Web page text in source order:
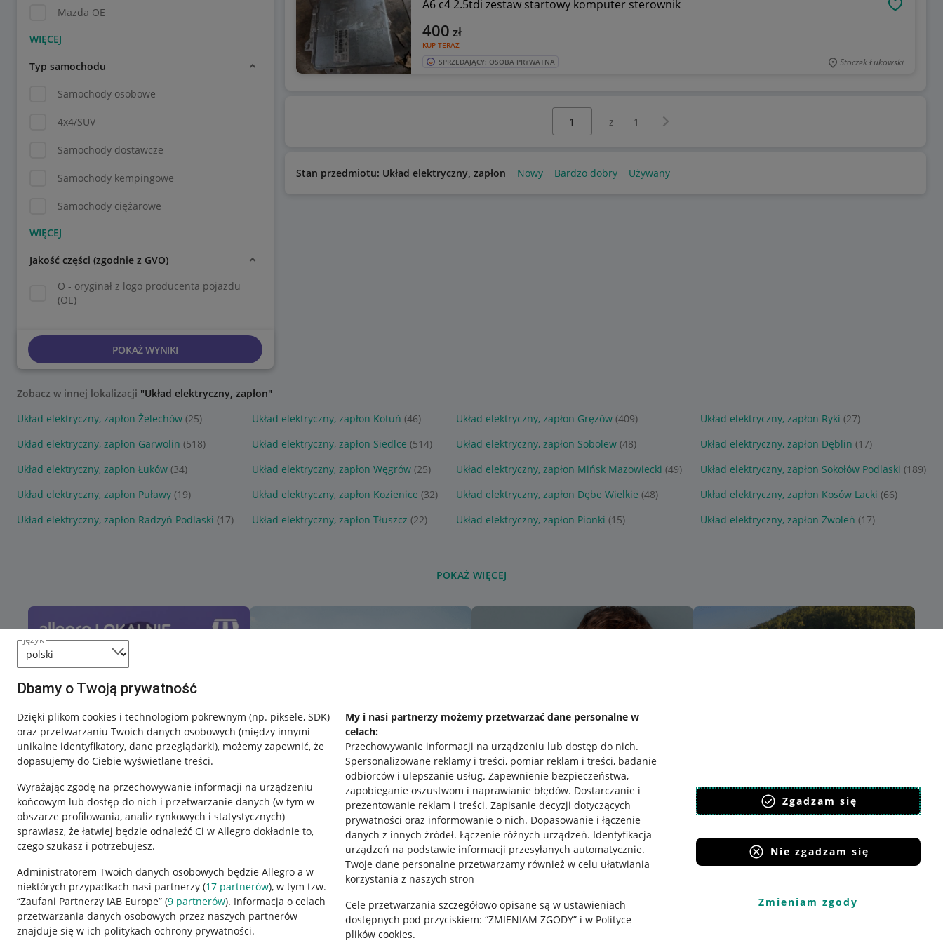
język
Dbamy o Twoją prywatność
Dzięki plikom cookies i technologiom pokrewnym (np. piksele, SDK)
oraz przetwarzaniu Twoich danych osobowych (między innymi
unikalne identyfikatory, dane przeglądarki), możemy zapewnić, że
dopasujemy do Ciebie wyświetlane treści.
Wyrażając zgodę na przechowywanie informacji na urządzeniu
końcowym lub dostęp do nich i przetwarzanie danych (w tym w
obszarze profilowania, analiz rynkowych i statystycznych)
sprawiasz, że łatwiej będzie odnaleźć Ci w Allegro dokładnie to,
czego szukasz i potrzebujesz.
Administratorem Twoich danych osobowych będzie Allegro a w
niektórych przypadkach nasi partnerzy (17 partnerów), w tym tzw.
“Zaufani Partnerzy IAB Europe” (9 partnerów). Informacja o celach
przetwarzania danych osobowych przez naszych partnerów
znajduje się w ich politykach ochrony prywatności.
My i nasi partnerzy możemy przetwarzać dane personalne w
celach:
Przechowywanie informacji na urządzeniu lub dostęp do nich.
Spersonalizowane reklamy i treści, pomiar reklam i treści, badanie
odbiorców i ulepszanie usług. Zapewnienie bezpieczeństwa,
zapobieganie oszustwom i naprawianie błędów. Dostarczanie i
prezentowanie reklam i treści. Zapisanie decyzji dotyczących
prywatności oraz informowanie o nich. Dopasowanie i łączenie
danych z innych źródeł. Łączenie różnych urządzeń. Identyfikacja
urządzeń na podstawie informacji przesyłanych automatycznie.
Twoje dane personalne przetwarzamy również w celu ułatwiania
korzystania z naszych stron
Cele przetwarzania szczegółowo opisane są w ustawieniach
dostępnych pod przyciskiem: “ZMIENIAM ZGODY” i w Polityce
plików cookies.
Zgadzam się
Nie zgadzam się
Zmieniam zgody
Mazda OE
Typ samochodu
Samochody osobowe
4x4/SUV
Samochody dostawcze
Samochody kempingowe
Samochody ciężarowe
Jakość części (zgodnie z GVO)
O - oryginał z logo producenta pojazdu
(OE)
POKAŻ WYNIKI
A6 c4 2.5tdi zestaw startowy komputer sterownik
KUP TERAZ
400 zł
SPRZEDAJĄCY: OSOBA PRYWATNA Stoczek Łukowski
z 1 Następna strona
Stan przedmiotu: Układ elektryczny, zapłon Nowy Bardzo dobry Używany
Zobacz w innej lokalizacji "Układ elektryczny, zapłon"
Układ elektryczny, zapłon Żelechów (25) Układ elektryczny, zapłon Kotuń (46) Układ elektryczny, zapłon Gręzów (409) Układ elektryczny, zapłon Ryki (27)
Układ elektryczny, zapłon Garwolin (518) Układ elektryczny, zapłon Siedlce (514) Układ elektryczny, zapłon Sobolew (48) Układ elektryczny, zapłon Dęblin (17)
Układ elektryczny, zapłon Łuków (34) Układ elektryczny, zapłon Węgrów (25) Układ elektryczny, zapłon Mińsk Mazowiecki (49) Układ elektryczny, zapłon Sokołów Podlaski (189)
Układ elektryczny, zapłon Puławy (19) Układ elektryczny, zapłon Kozienice (32) Układ elektryczny, zapłon Dębe Wielkie (48) Układ elektryczny, zapłon Kosów Lacki (66)
Układ elektryczny, zapłon Radzyń Podlaski (17) Układ elektryczny, zapłon Tłuszcz (22) Układ elektryczny, zapłon Pionki (15) Układ elektryczny, zapłon Zwoleń (17)
POKAŻ WIĘCEJ
Przydatne informacje
Jak to działa
Napisz do nas
Allegro Gadane dla sprzedających
Regulamin
Polityka plików "cookies"
Ustawienia plików "cookies"
Pobierz aplikację